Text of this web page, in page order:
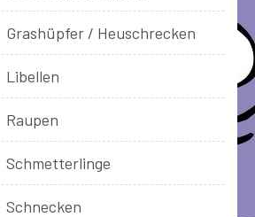
Grashüpfer / Heuschrecken
Libellen
Raupen
Schmetterlinge
Schnecken